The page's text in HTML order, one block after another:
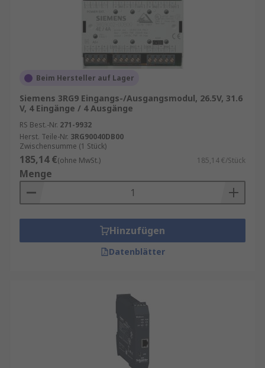
Beim Hersteller auf Lager
Siemens 3RG9 Eingangs-/Ausgangsmodul, 26.5V, 31.6
V, 4 Eingänge / 4 Ausgänge
RS Best.-Nr. 271-9932
Herst. Teile-Nr. 3RG90040DB00
Zwischensumme (1 Stück)
185,14 €(ohne MwSt.) 185,14 €/Stück
Menge
Hinzufügen
Datenblätter